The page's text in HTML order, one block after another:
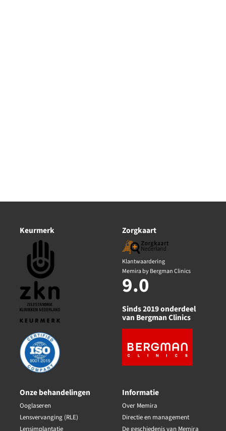
Keurmerk Zorgkaart
Klantwaardering
Memira by Bergman Clinics
9.0
Sinds 2019 onderdeel
van Bergman Clinics
Onze behandelingen
Ooglaseren
Lensvervanging (RLE)
Lensimplantatie
Informatie
Over Memira
Directie en management
De geschiedenis van Memira